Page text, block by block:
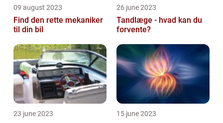
09 august 2023
Find den rette mekaniker
til din bil
26 june 2023
Tandlæge - hvad kan du
forvente?
23 june 2023 15 june 2023